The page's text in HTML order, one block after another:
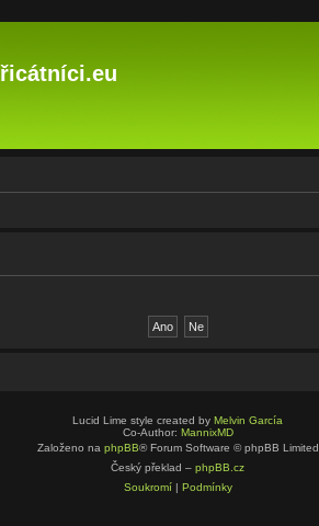
Lucid Lime style created by Melvin García
Co-Author: MannixMD
Založeno na phpBB® Forum Software © phpBB Limited
Český překlad – phpBB.cz
Soukromí| Podmínky